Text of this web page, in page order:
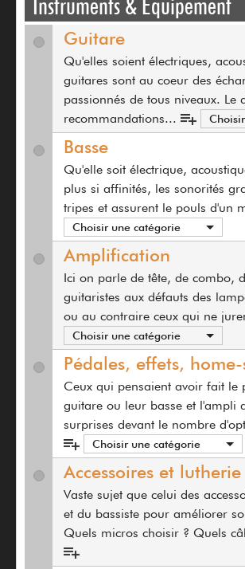
Guitare
Qu'elles soient électriques,
guitares sont au coeur des
passionnés de tous niveaux. Le
recommandations...
Basse
Qu'elle soit électrique,
plus si affinités, les sonorités
tripes et assurent le pouls d'un
Choisir une catégorie
Amplification
Ici on parle de tête, de combo,
guitaristes aux défauts des
ou au contraire ceux qui ne
Choisir une catégorie
Pédales, effets,
Ceux qui pensaient avoir fait le
guitare ou leur basse et l'ampli
surprises devant le nombre
Choisir une catégorie
Accessoires et lutherie
Vaste sujet que celui des
et du bassiste pour améliorer
Quels micros choisir ? Quels